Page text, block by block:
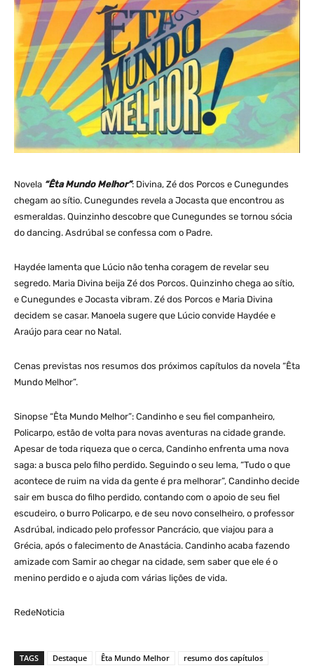
Novela “Êta Mundo Melhor”: Divina, Zé dos Porcos e Cunegundes
chegam ao sítio. Cunegundes revela a Jocasta que encontrou as
esmeraldas. Quinzinho descobre que Cunegundes se tornou sócia
do dancing. Asdrúbal se confessa com o Padre.
Haydée lamenta que Lúcio não tenha coragem de revelar seu
segredo. Maria Divina beija Zé dos Porcos. Quinzinho chega ao sítio,
e Cunegundes e Jocasta vibram. Zé dos Porcos e Maria Divina
decidem se casar. Manoela sugere que Lúcio convide Haydée e
Araújo para cear no Natal.
Cenas previstas nos resumos dos próximos capítulos da novela “Êta
Mundo Melhor”.
Sinopse “Êta Mundo Melhor”: Candinho e seu fiel companheiro,
Policarpo, estão de volta para novas aventuras na cidade grande.
Apesar de toda riqueza que o cerca, Candinho enfrenta uma nova
saga: a busca pelo filho perdido. Seguindo o seu lema, “Tudo o que
acontece de ruim na vida da gente é pra melhorar”, Candinho decide
sair em busca do filho perdido, contando com o apoio de seu fiel
escudeiro, o burro Policarpo, e de seu novo conselheiro, o professor
Asdrúbal, indicado pelo professor Pancrácio, que viajou para a
Grécia, após o falecimento de Anastácia. Candinho acaba fazendo
amizade com Samir ao chegar na cidade, sem saber que ele é o
menino perdido e o ajuda com várias lições de vida.
RedeNoticia
TAGS Destaque Êta Mundo Melhor resumo dos capítulos